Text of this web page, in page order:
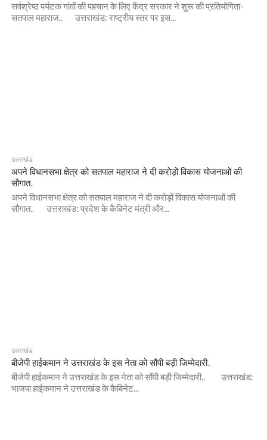
सर्वश्रेष्ठ पर्यटक गांवों की पहचान के लिए केंद्र सरकार ने शुरू की प्रतियोगिता-
सतपाल महाराज.. उत्तराखंड: राष्ट्रीय स्तर पर इस...
उत्तराखंड
अपने विधानसभा क्षेत्र को सतपाल महाराज ने दी करोड़ों विकास योजनाओं की
सौगात..
अपने विधानसभा क्षेत्र को सतपाल महाराज ने दी करोड़ों विकास योजनाओं की
सौगात.. उत्तराखंड: प्रदेश के कैबिनेट मंत्री और...
उत्तराखंड
बीजेपी हाईकमान ने उत्तराखंड के इस नेता को सौंपी बड़ी जिम्मेदारी..
बीजेपी हाईकमान ने उत्तराखंड के इस नेता को सौंपी बड़ी जिम्मेदारी.. उत्तराखंड:
भाजपा हाईकमान ने उत्तराखंड के कैबिनेट...